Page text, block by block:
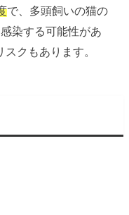
で、多頭飼いの猫の
染する可能性があ
クもあります。